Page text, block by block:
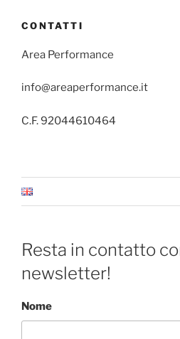
CONTATTI
Area Performance
info@areaperformance.it
C.F. 92044610464
Resta in contatto
newsletter!
Nome